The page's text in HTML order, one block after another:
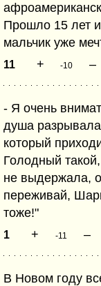
Прошло 15 лет
мальчик уже
11 + -10 –
- Я очень
душа
который
Голодный
не выдержала,
переживай,
тоже!"
1 + -11 –
В Новом году